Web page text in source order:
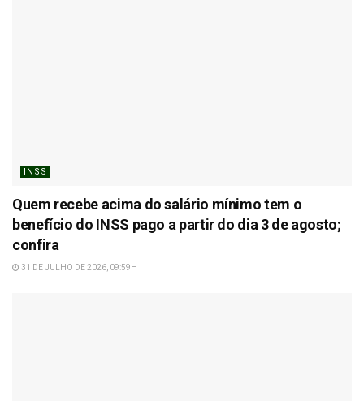
INSS
Quem recebe acima do salário mínimo tem o
benefício do INSS pago a partir do dia 3 de agosto;
confira
31 DE JULHO DE 2026, 09:59H